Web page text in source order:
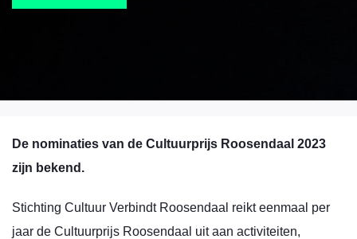
De nominaties van de Cultuurprijs Roosendaal 2023
zijn bekend.
Stichting Cultuur Verbindt Roosendaal reikt eenmaal per
jaar de Cultuurprijs Roosendaal uit aan activiteiten,